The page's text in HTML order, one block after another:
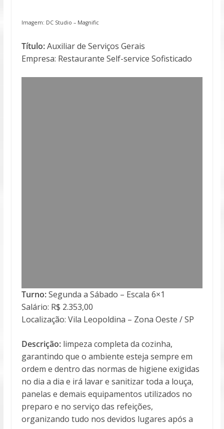
Imagem: DC Studio – Magnific
Título:Auxiliar de Serviços Gerais
Empresa: Restaurante Self-service Sofisticado
Turno:Segunda a Sábado – Escala 6×1
Salário: R$ 2.353,00
Localização: Vila Leopoldina – Zona Oeste / SP
Descrição:limpeza completa da cozinha,
garantindo que o ambiente esteja sempre em
ordem e dentro das normas de higiene exigidas
no dia a dia e irá lavar e sanitizar toda a louça,
panelas e demais equipamentos utilizados no
preparo e no serviço das refeições,
organizando tudo nos devidos lugares após a